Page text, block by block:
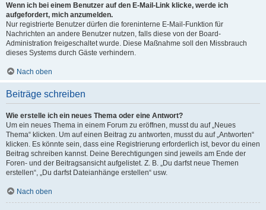
Wenn ich bei einem Benutzer auf den E-Mail-Link klicke, werde ich
aufgefordert, mich anzumelden.
Nur registrierte Benutzer dürfen die foreninterne E-Mail-Funktion für
Nachrichten an andere Benutzer nutzen, falls diese von der Board-
Administration freigeschaltet wurde. Diese Maßnahme soll den Missbrauch
dieses Systems durch Gäste verhindern.
Nach oben
Beiträge schreiben
Wie erstelle ich ein neues Thema oder eine Antwort?
Um ein neues Thema in einem Forum zu eröffnen, musst du auf „Neues
Thema“ klicken. Um auf einen Beitrag zu antworten, musst du auf „Antworten“
klicken. Es könnte sein, dass eine Registrierung erforderlich ist, bevor du einen
Beitrag schreiben kannst. Deine Berechtigungen sind jeweils am Ende der
Foren- und der Beitragsansicht aufgelistet. Z. B. „Du darfst neue Themen
erstellen“, „Du darfst Dateianhänge erstellen“ usw.
Nach oben